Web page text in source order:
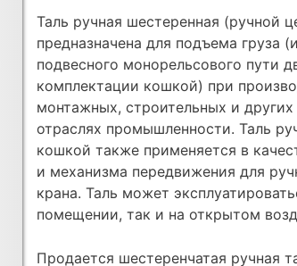
Таль ручная шестеренная (ручной
предназначена для подъема груза
подвесного монорельсового пути
комплектации кошкой) при
монтажных, строительных и
отраслях промышленности. Таль
кошкой также применяется в
и механизма передвижения для
крана. Таль может
помещении, так и на открытом
Продается шестеренчатая ручная